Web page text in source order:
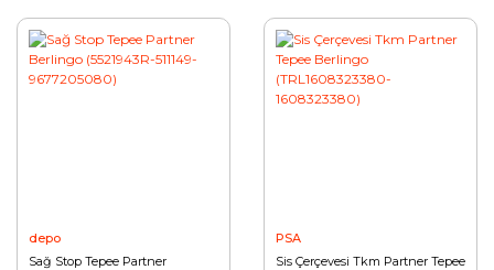
depo
Sağ Stop Tepee Partner
PSA
Sis Çerçevesi Tkm Partner Tepee